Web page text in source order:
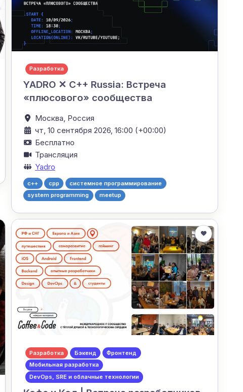
Разработка
YADRO ✕ C++ Russia: Встреча
«плюсового» сообщества
Москва, Россия
чт, 10 сентября 2026, 16:00 (+00:00)
Бесплатно
Трансляция
Yadro
c++ cpp
системное программирование
system programming
meetup
Разработка Бэкенд
Фронтенд
Мобильная разработка
DevOps, SRE и облачные технологии